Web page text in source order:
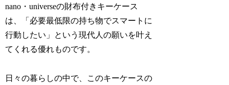
nano・universeの財布付きキーケース
は、「必要最低限の持ち物でスマートに
行動したい」という現代人の願いを叶え
てくれる優れものです。
日々の暮らしの中で、このキーケースの